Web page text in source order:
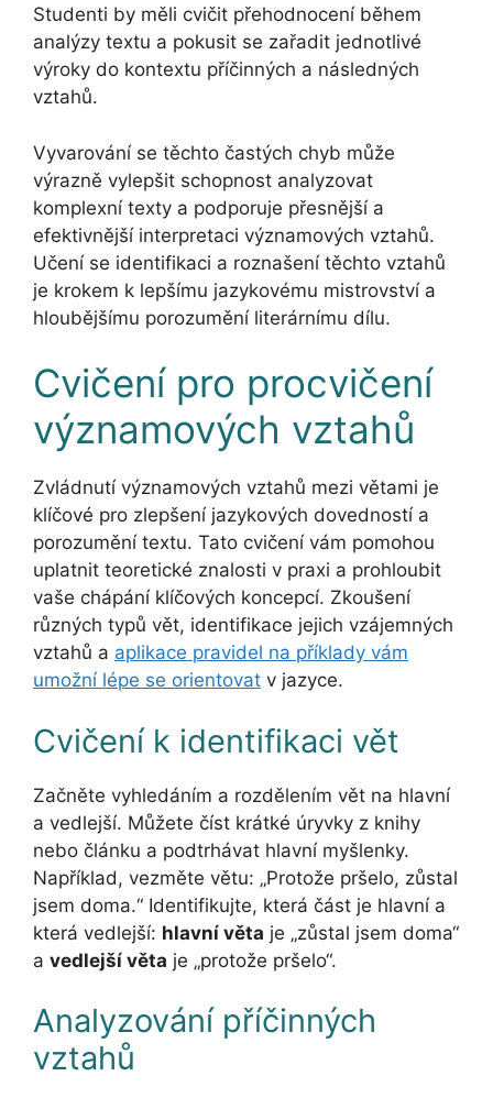
Studenti by měli cvičit přehodnocení během
analýzy textu a pokusit se zařadit jednotlivé
výroky do kontextu příčinných a následných
vztahů.
Vyvarování se těchto častých chyb může
výrazně vylepšit schopnost analyzovat
komplexní texty a podporuje přesnější a
efektivnější interpretaci významových vztahů.
Učení se identifikaci a roznašení těchto vztahů
je krokem k lepšímu jazykovému mistrovství a
hloubějšímu porozumění literárnímu dílu.
Cvičení pro procvičení
významových vztahů
Zvládnutí významových vztahů mezi větami je
klíčové pro zlepšení jazykových dovedností a
porozumění textu. Tato cvičení vám pomohou
uplatnit teoretické znalosti v praxi a prohloubit
vaše chápání klíčových koncepcí. Zkoušení
různých typů vět, identifikace jejich vzájemných
vztahů a aplikace pravidel na příklady vám
umožní lépe se orientovat v jazyce.
Cvičení k identifikaci vět
Začněte vyhledáním a rozdělením vět na hlavní
a vedlejší. Můžete číst krátké úryvky z knihy
nebo článku a podtrhávat hlavní myšlenky.
Například, vezměte větu: „Protože pršelo, zůstal
jsem doma.“ Identifikujte, která část je hlavní a
která vedlejší: hlavní věta je „zůstal jsem doma“
a vedlejší věta je „protože pršelo“.
Analyzování příčinných
vztahů